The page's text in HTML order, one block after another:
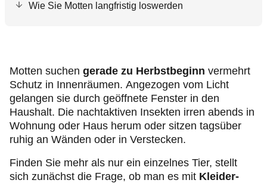
Wie Sie Motten langfristig loswerden
Motten suchen gerade zu Herbstbeginn vermehrt
Schutz in Innenräumen. Angezogen vom Licht
gelangen sie durch geöffnete Fenster in den
Haushalt. Die nachtaktiven Insekten irren abends in
Wohnung oder Haus herum oder sitzen tagsüber
ruhig an Wänden oder in Verstecken.
Finden Sie mehr als nur ein einzelnes Tier, stellt
sich zunächst die Frage, ob man es mit Kleider-